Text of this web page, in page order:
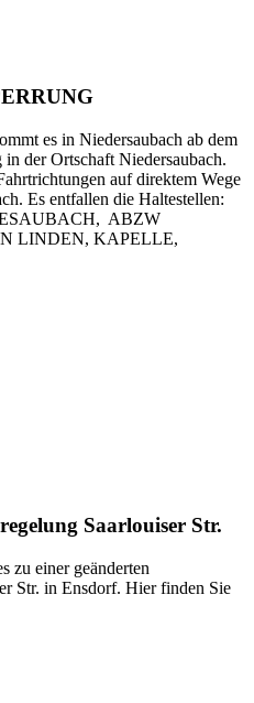
es in Niedersaubach ab dem
der Ortschaft Niedersaubach.
auf direktem Wege
Es entfallen die Haltestellen:
ABZW
LINDEN, KAPELLE,
Saarlouiser Str.
zu einer geänderten
Str. in Ensdorf. Hier finden Sie